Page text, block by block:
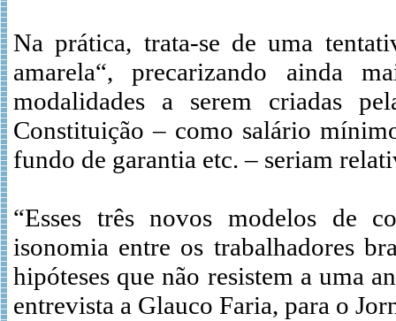
Na prática, trata-se de uma
amarela“, precarizando ainda
modalidades a serem criadas
Constituição – como salário
fundo de garantia etc. – seriam
“Esses três novos modelos de
isonomia entre os trabalhadores
hipóteses que não resistem a uma
entrevista a Glauco Faria, para o